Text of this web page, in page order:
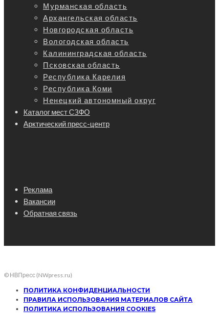
Мурманская область
Архангельская область
Новгородская область
Вологодская область
Калининградская область
Псковская область
Республика Карелия
Республика Коми
Ненецкий автономный округ
Каталог мест СЗФО
Арктический пресс-центр
Реклама
Вакансии
Обратная связь
© НВПресс (NWpress.ru)
ПОЛИТИКА КОНФИДЕНЦИАЛЬНОСТИ
ПРАВИЛА ИСПОЛЬЗОВАНИЯ МАТЕРИАЛОВ САЙТА
ПОЛИТИКА ИСПОЛЬЗОВАНИЯ COOKIES